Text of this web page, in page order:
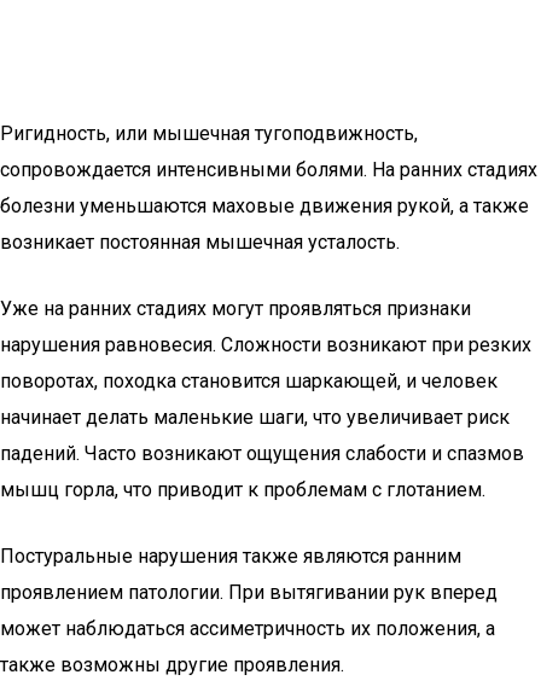
Ригидность, или мышечная тугоподвижность,
сопровождается интенсивными болями. На ранних стадиях
болезни уменьшаются маховые движения рукой, а также
возникает постоянная мышечная усталость.
Уже на ранних стадиях могут проявляться признаки
нарушения равновесия. Сложности возникают при резких
поворотах, походка становится шаркающей, и человек
начинает делать маленькие шаги, что увеличивает риск
падений. Часто возникают ощущения слабости и спазмов
мышц горла, что приводит к проблемам с глотанием.
Постуральные нарушения также являются ранним
проявлением патологии. При вытягивании рук вперед
может наблюдаться ассиметричность их положения, а
также возможны другие проявления.